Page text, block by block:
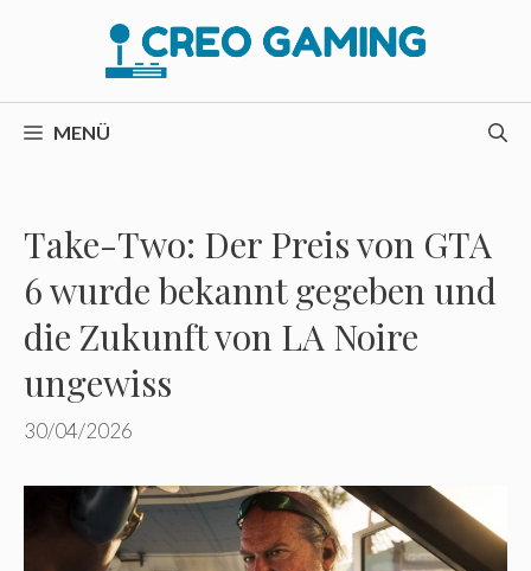
MENÜ
Take-Two: Der Preis von GTA
6 wurde bekannt gegeben und
die Zukunft von LA Noire
ungewiss
30/04/2026